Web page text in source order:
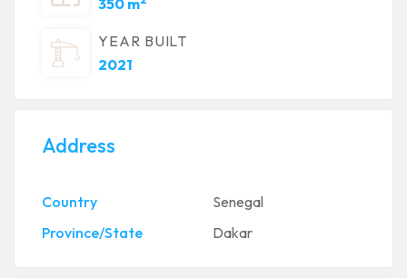
350 m
YEAR BUILT
2021
Address
Country
Senegal
Province/State
Dakar